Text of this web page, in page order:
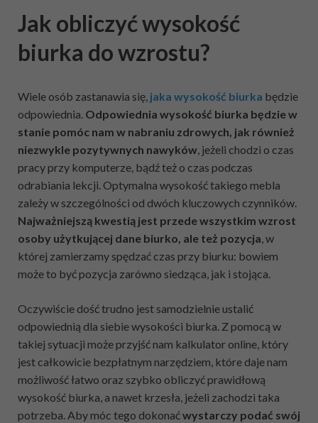
Jak obliczyć wysokość
biurka do wzrostu?
Wiele osób zastanawia się, jaka wysokość biurka będzie
odpowiednia. Odpowiednia wysokość biurka będzie w
stanie pomóc nam w nabraniu zdrowych, jak również
niezwykle pozytywnych nawyków, jeżeli chodzi o czas
pracy przy komputerze, bądź też o czas podczas
odrabiania lekcji. Optymalna wysokość takiego mebla
zależy w szczególności od dwóch kluczowych czynników.
Najważniejszą kwestią jest przede wszystkim wzrost
osoby użytkującej dane biurko, ale też pozycja, w
której zamierzamy spędzać czas przy biurku: bowiem
może to być pozycja zarówno siedząca, jak i stojąca.
Oczywiście dość trudno jest samodzielnie ustalić
odpowiednią dla siebie wysokości biurka. Z pomocą w
takiej sytuacji może przyjść nam kalkulator online, który
jest całkowicie bezpłatnym narzędziem, które daje nam
możliwość łatwo oraz szybko obliczyć prawidłową
wysokość biurka, a nawet krzesła, jeżeli zachodzi taka
potrzeba. Aby móc tego dokonaćwystarczy podać swój